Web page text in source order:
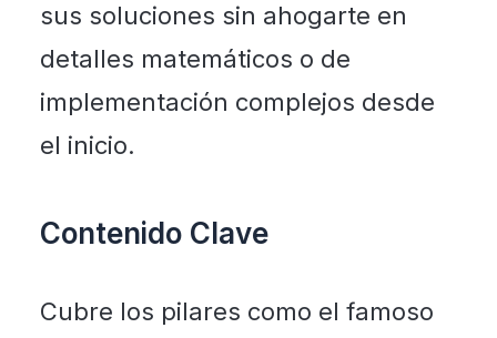
sus soluciones sin ahogarte en
detalles matemáticos o de
implementación complejos desde
el inicio.
Contenido Clave
Cubre los pilares como el famoso